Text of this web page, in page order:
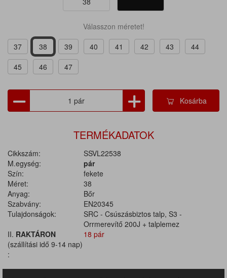
Válasszon méretet!
37
38 39 40 41 42 43
44
45
46 47
Kosárba
TERMÉKADATOK
Cikkszám:
SSVL22538
M.egység:
pár
Szín:
fekete
Méret:
38
Anyag:
Bőr
Szabvány:
EN20345
Tulajdonságok:
SRC - Csúszásbiztos talp, S3 -
Orrmerevítő 200J + talplemez
II. RAKTÁRON
(szállítási idő 9-14 nap)
:
18 pár